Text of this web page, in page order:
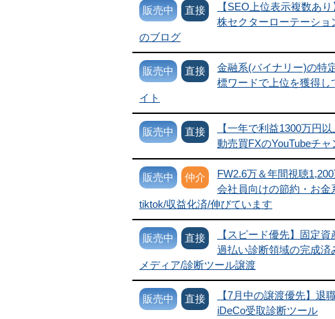
販売中 直接
【SEO上位表示複数あ
株セクターローテーショ
のブログ
販売中 直接
金融系(バイナリー)の特
標ワードで上位を獲得し
イト
販売中 直接
【一年で利益1300万円以
動売買FXのYouTubeチャ
販売中 仲介
FW2.6万＆年間視聴
会社員向けの節約・お金
tiktok/収益化済/伸びています
販売中 直接
【スピード優先】固定資
過払い診断領域の完成済
メディア/診断ツール譲渡
販売中 直接
【7月中の譲渡優先】退
iDeCo受取診断ツール